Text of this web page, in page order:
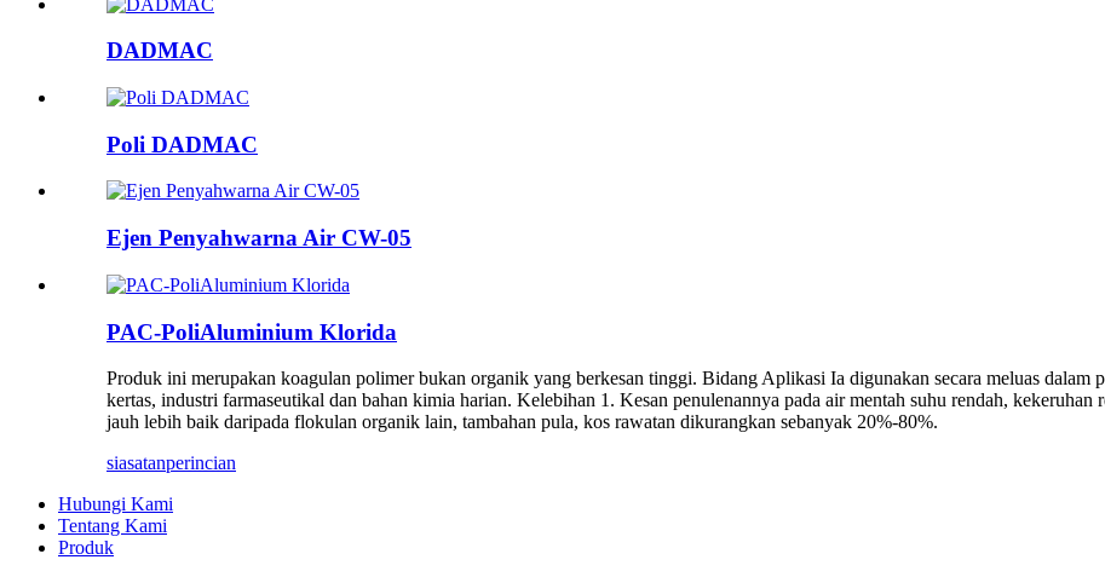
DADMAC
Poli DADMAC
Ejen Penyahwarna Air CW-05
PAC-PoliAluminium Klorida
Produk ini merupakan koagulan polimer bukan organik yang berkesan tinggi. Bidang Aplikasi Ia digunakan secara meluas dalam
kertas, industri farmaseutikal dan bahan kimia harian. Kelebihan 1. Kesan penulenannya pada air mentah suhu rendah, kekeruhan
jauh lebih baik daripada flokulan organik lain, tambahan pula, kos rawatan dikurangkan sebanyak 20%-80%.
siasatanperincian
Hubungi Kami
Tentang Kami
Produk